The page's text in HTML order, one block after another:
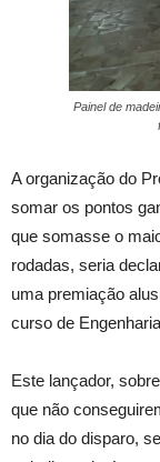
Painel de
A organização do
somar os pontos
que somasse o
rodadas, seria
uma premiação
curso de
Este lançador,
que não
no dia do disparo,